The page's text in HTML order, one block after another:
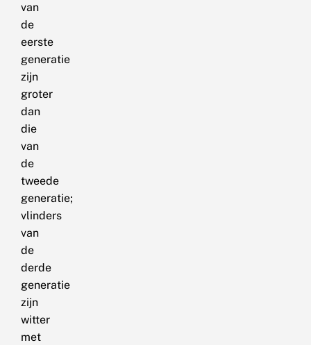
van
de
eerste
generatie
zijn
groter
dan
die
van
de
tweede
generatie;
vlinders
van
de
derde
generatie
zijn
witter
met